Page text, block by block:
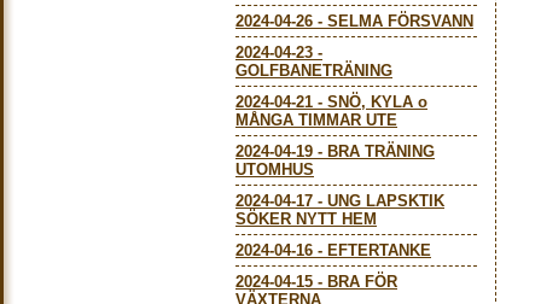
2024-04-26 - SELMA FÖRSVANN
2024-04-23 -
GOLFBANETRÄNING
2024-04-21 - SNÖ, KYLA o
MÅNGA TIMMAR UTE
2024-04-19 - BRA TRÄNING
UTOMHUS
2024-04-17 - UNG LAPSKTIK
SÖKER NYTT HEM
2024-04-16 - EFTERTANKE
2024-04-15 - BRA FÖR
VÄXTERNA